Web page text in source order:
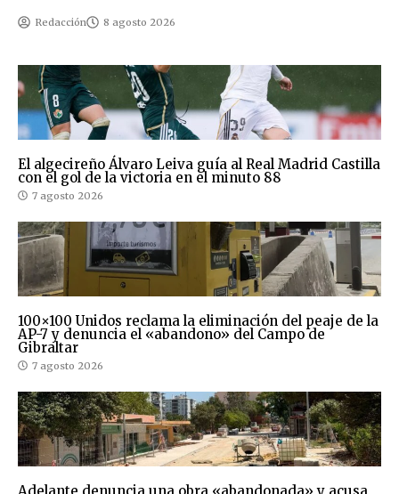
Redacción 8 agosto 2026
El algecireño Álvaro Leiva guía al Real Madrid Castilla
con el gol de la victoria en el minuto 88
7 agosto 2026
100×100 Unidos reclama la eliminación del peaje de la
AP-7 y denuncia el «abandono» del Campo de
Gibraltar
7 agosto 2026